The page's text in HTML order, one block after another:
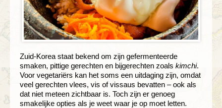
Zuid-Korea staat bekend om zijn gefermenteerde
smaken, pittige gerechten en bijgerechten zoals kimchi.
Voor vegetariërs kan het soms een uitdaging zijn, omdat
veel gerechten vlees, vis of vissaus bevatten – ook als
dat niet meteen zichtbaar is. Toch zijn er genoeg
smakelijke opties als je weet waar je op moet letten.